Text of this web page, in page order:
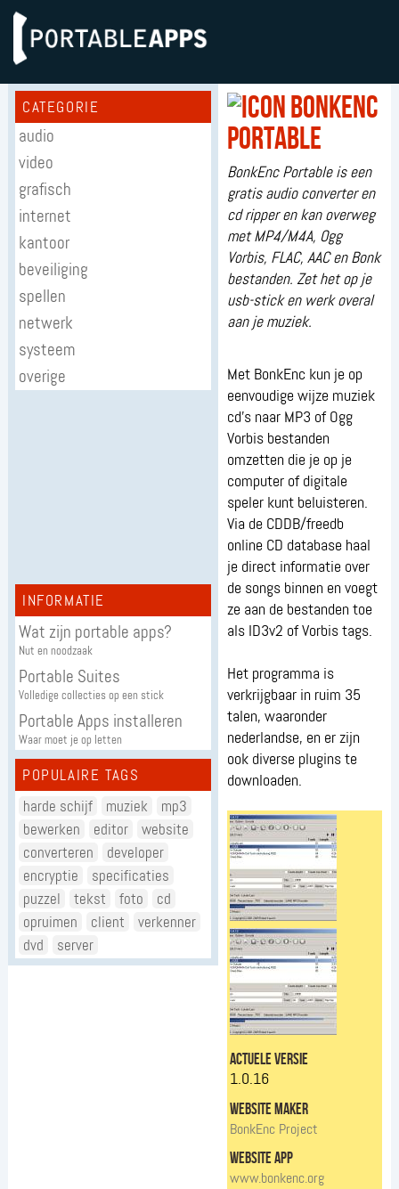
CATEGORIE
audio
video
grafisch
internet
kantoor
beveiliging
spellen
netwerk
systeem
overige
INFORMATIE
Wat zijn portable apps?
Nut en noodzaak
Portable Suites
Volledige collecties op een stick
Portable Apps installeren
Waar moet je op letten
POPULAIRE TAGS
harde schijf
muziek
mp3
bewerken
editor
website
converteren
developer
encryptie
specificaties
puzzel
tekst foto
cd
opruimen
client
verkenner
dvd
server
BonkEnc
Portable
BonkEnc Portable is een
gratis audio converter en
cd ripper en kan overweg
met MP4/M4A, Ogg
Vorbis, FLAC, AAC en Bonk
bestanden. Zet het op je
usb-stick en werk overal
aan je muziek.
Met BonkEnc kun je op
eenvoudige wijze muziek
cd's naar MP3 of Ogg
Vorbis bestanden
omzetten die je op je
computer of digitale
speler kunt beluisteren.
Via de CDDB/freedb
online CD database haal
je direct informatie over
de songs binnen en voegt
ze aan de bestanden toe
als ID3v2 of Vorbis tags.
Het programma is
verkrijgbaar in ruim 35
talen, waaronder
nederlandse, en er zijn
ook diverse plugins te
downloaden.
actuele versie
1.0.16
website maker
BonkEnc Project
website app
www.bonkenc.org